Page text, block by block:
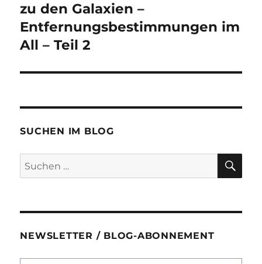
Beitrag:
zu den Galaxien –
Entfernungsbestimmungen im
All – Teil 2
SUCHEN IM BLOG
Suchen
nach:
NEWSLETTER / BLOG-ABONNEMENT